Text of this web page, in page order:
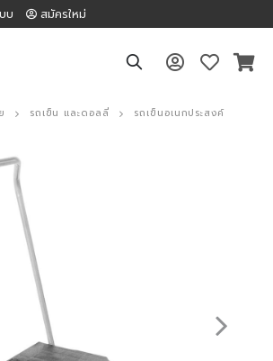
บ สมัครใหม่
รถเข็น และดอลลี่ รถเข็นอเนกประสงค์